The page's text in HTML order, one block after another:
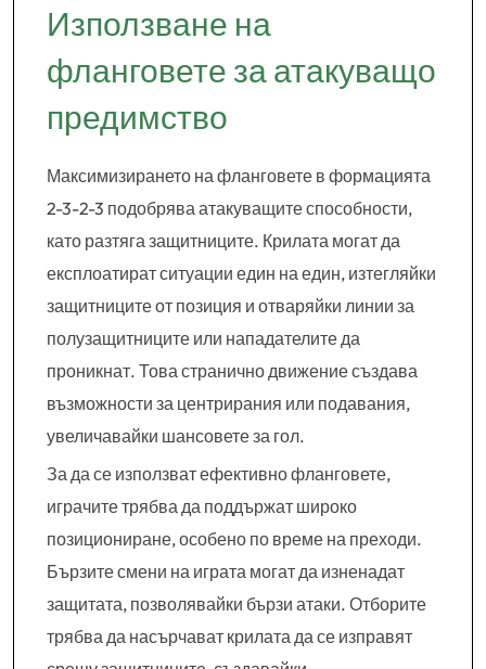
Използване на
фланговете за атакуващо
предимство
Максимизирането на фланговете в формацията
2-3-2-3 подобрява атакуващите способности,
като разтяга защитниците. Крилата могат да
експлоатират ситуации един на един, изтегляйки
защитниците от позиция и отваряйки линии за
полузащитниците или нападателите да
проникнат. Това странично движение създава
възможности за центрирания или подавания,
увеличавайки шансовете за гол.
За да се използват ефективно фланговете,
играчите трябва да поддържат широко
позициониране, особено по време на преходи.
Бързите смени на играта могат да изненадат
защитата, позволявайки бързи атаки. Отборите
трябва да насърчават крилата да се изправят